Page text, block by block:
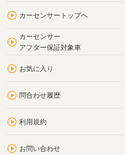
カーセンサートップへ
カーセンサー
アフター保証対象車
お気に入り
問合わせ履歴
利用規約
お問い合わせ